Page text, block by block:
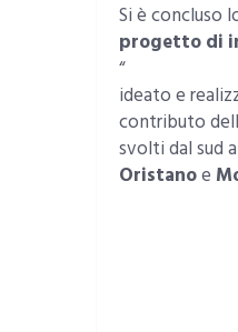
Si è concluso
progetto di
“
ideato e
contributo
svolti dal sud
Oristanoe